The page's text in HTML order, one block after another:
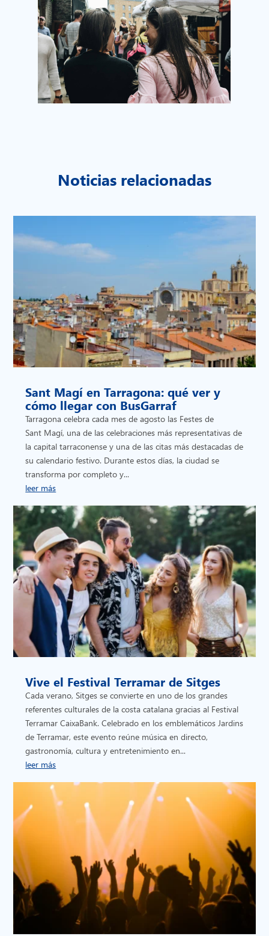
Noticias relacionadas
Sant Magí en Tarragona: qué ver y
cómo llegar con BusGarraf
Tarragona celebra cada mes de agosto las Festes de
Sant Magí, una de las celebraciones más representativas de
la capital tarraconense y una de las citas más destacadas de
su calendario festivo. Durante estos días, la ciudad se
transforma por completo y...
leer más
Vive el Festival Terramar de Sitges
Cada verano, Sitges se convierte en uno de los grandes
referentes culturales de la costa catalana gracias al Festival
Terramar CaixaBank. Celebrado en los emblemáticos Jardins
de Terramar, este evento reúne música en directo,
gastronomía, cultura y entretenimiento en...
leer más